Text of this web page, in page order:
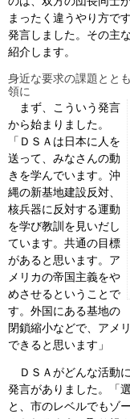
まったく違うやり方で
発言しました。その主
紹介します。
身近な要求の課題とと
領に
まず、こういう発言
から始まりました。
「ＤＳＡは日本に人を
送って、みなさんの動
きを学んでいます。沖
縄の新基地建設反対、
核兵器に反対する運動
を学び教訓を見いだし
ています。共通の目標
があると思います。ア
メリカの帝国主義をや
めさせるということで
す。外国にある基地の
閉鎖縮小などで、アメ
できると思います」
ＤＳＡがどんな活動
発言がありました。「
と、市のレベルでもゾ